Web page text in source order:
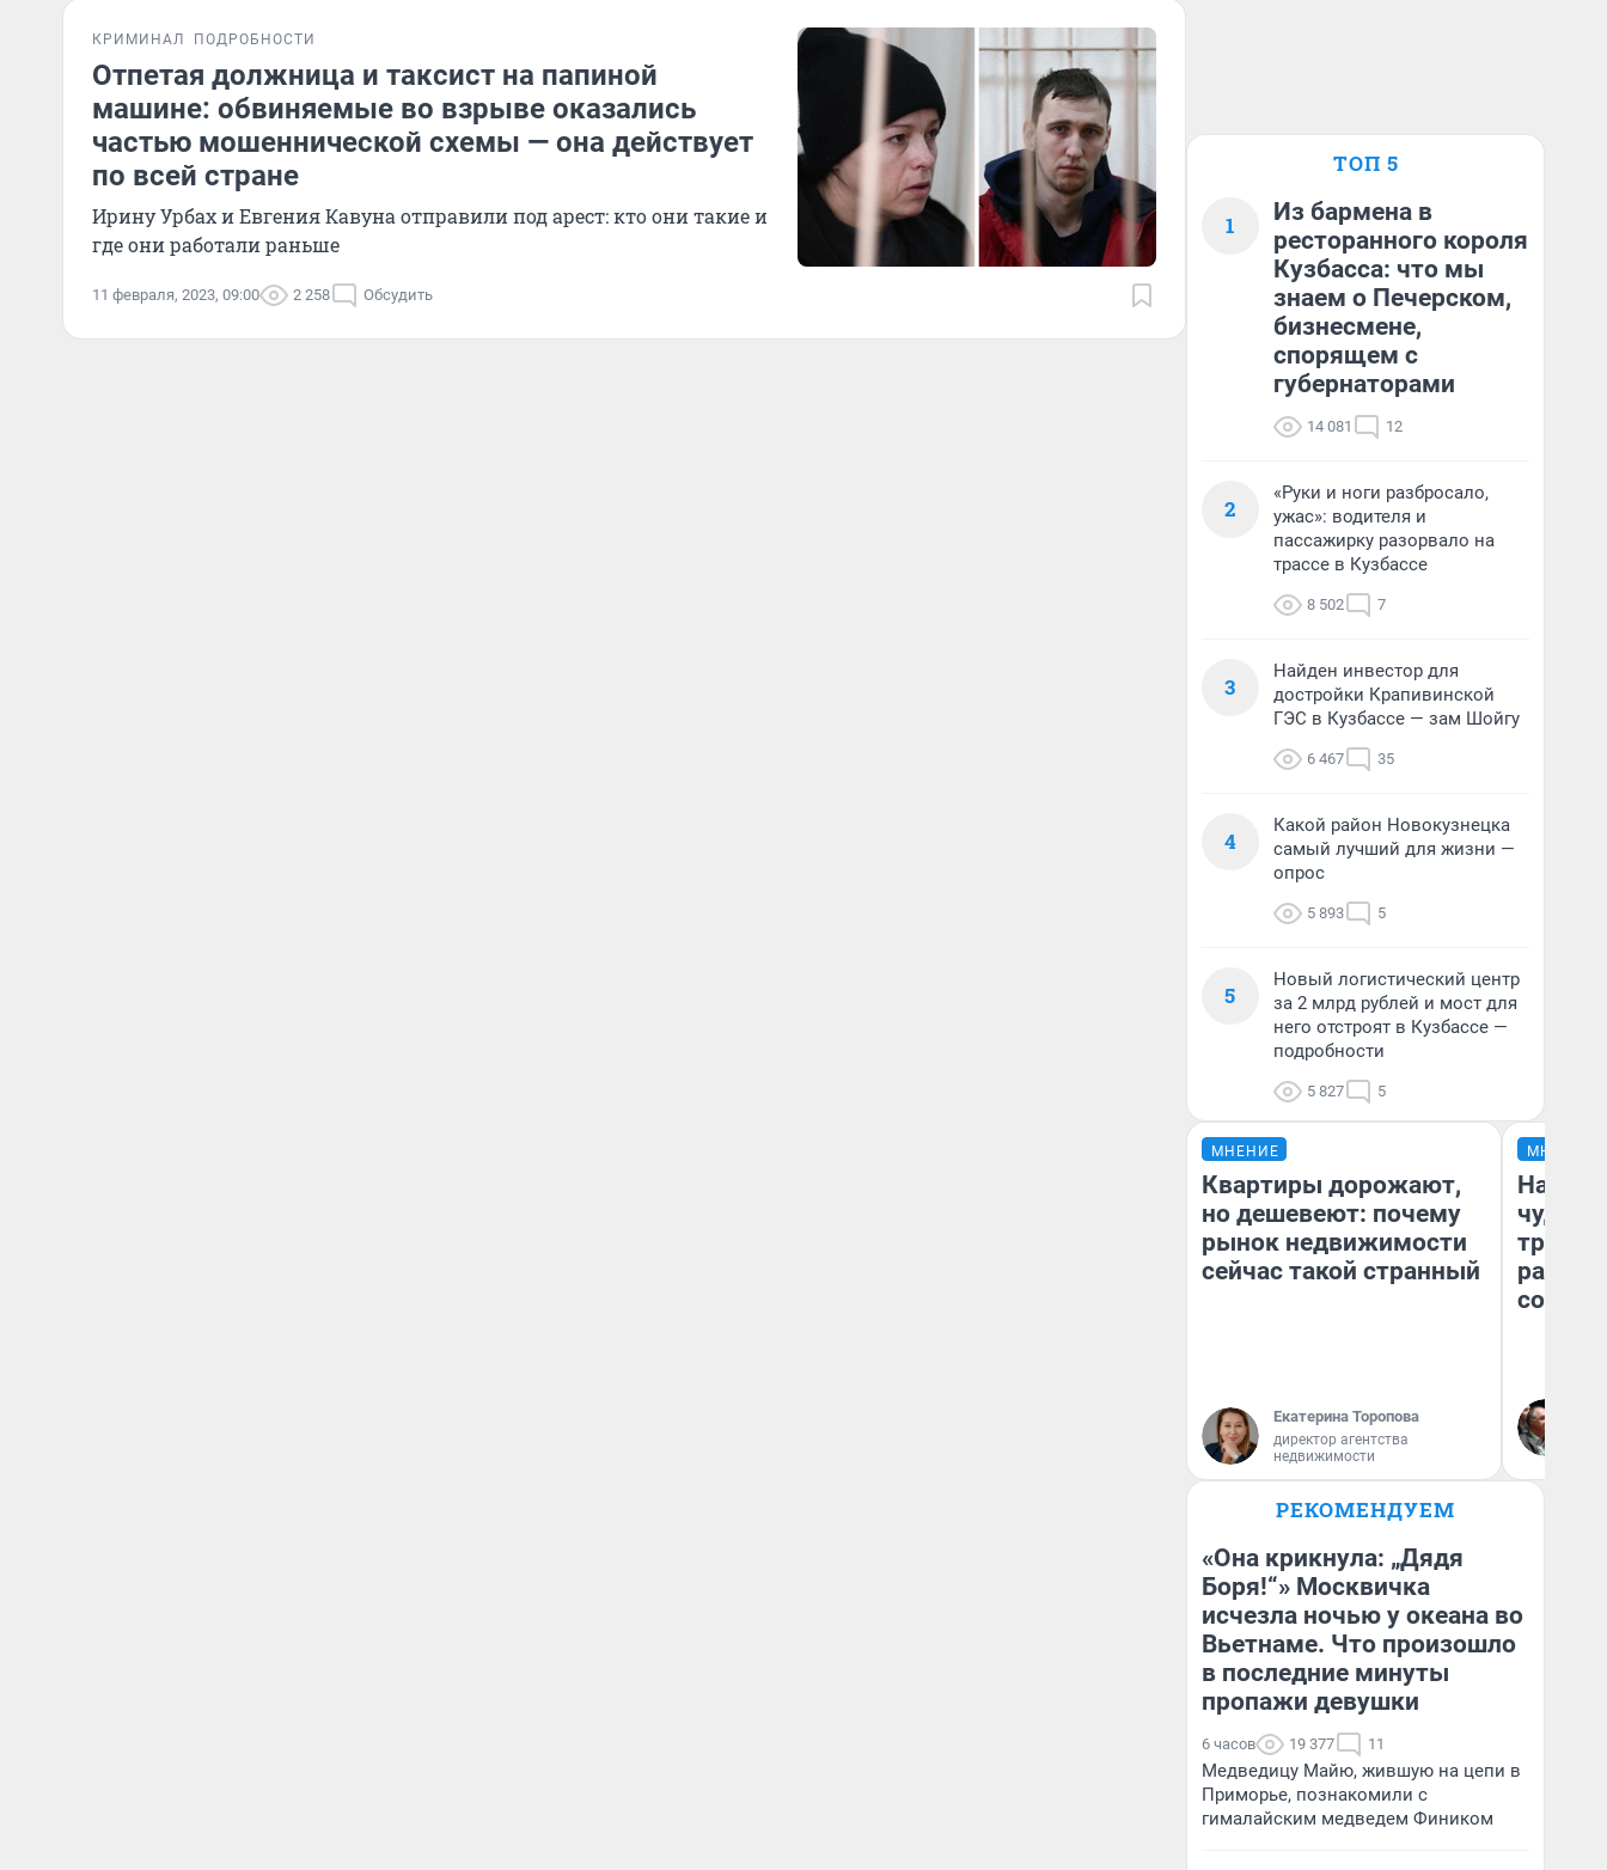
КРИМИНАЛ ПОДРОБНОСТИ
Отпетая должница и таксист на папиной
машине: обвиняемые во взрыве оказались
частью мошеннической схемы — она действует
по всей стране
Ирину Урбах и Евгения Кавуна отправили под арест: кто они такие и
где они работали раньше
11 февраля, 2023, 09:00 2 258 Обсудить
ТОП 5
1
Из бармена в
ресторанного короля
Кузбасса: что мы
знаем о Печерском,
бизнесмене,
спорящем с
губернаторами
14 081 12
2
«Руки и ноги разбросало,
ужас»: водителя и
пассажирку разорвало на
трассе в Кузбассе
8 502 7
3
Найден инвестор для
достройки Крапивинской
ГЭС в Кузбассе — зам Шойгу
6 467 35
4
Какой район Новокузнецка
самый лучший для жизни —
опрос
5 893 5
5
Новый логистический центр
за 2 млрд рублей и мост для
него отстроят в Кузбассе —
подробности
5 827 5
МНЕНИЕ
Квартиры дорожают,
но дешевеют: почему
рынок недвижимости
сейчас такой странный
Екатерина Торопова
директор агентства
недвижимости
МНЕНИЕ
чудом
РЕКОМЕНДУЕМ
«Она крикнула: „Дядя
Боря!“» Москвичка
исчезла ночью у океана во
Вьетнаме. Что произошло
в последние минуты
пропажи девушки
6 часов 19 377 11
Медведицу Майю, жившую на цепи в
Приморье, познакомили с
гималайским медведем Фиником